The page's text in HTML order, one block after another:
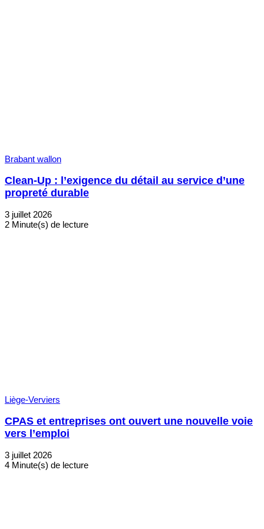
Brabant wallon
Clean-Up : l’exigence du détail au service d’une
propreté durable
3 juillet 2026
2 Minute(s) de lecture
Liège-Verviers
CPAS et entreprises ont ouvert une nouvelle voie
vers l’emploi
3 juillet 2026
4 Minute(s) de lecture